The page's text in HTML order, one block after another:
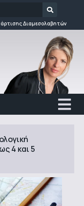
Διαμεσολαβητών
4 και 5